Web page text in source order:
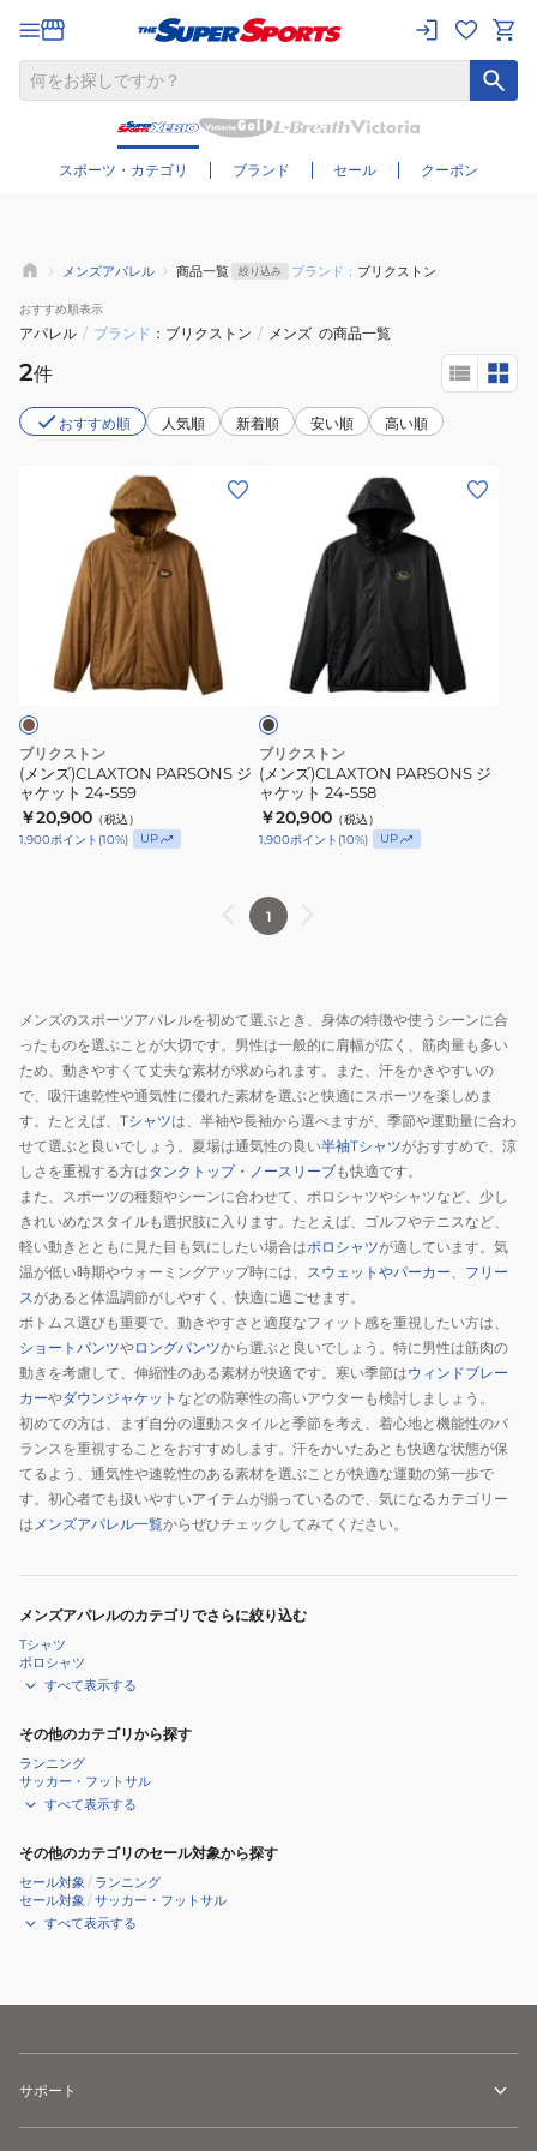
スポーツ・カテゴリ ブランド セール クーポン
さらに絞り込む
メンズアパレル 商品一覧 絞り込み ブランド： ブリクストン
おすすめ順表示
アパレル / ブランド ブリクストン / メンズ の商品一覧
2件
おすすめ順 人気順 新着順 安い順 高い順
ズ)CLAXTON
PARSONS
ト
24-
559
ブリクストン
(メンズ)CLAXTON PARSONS ジ
ャケット 24-559
￥20,900 （税込）
1,900ポイント (10%) UP
ズ)CLAXTON
PARSONS
ト
24-
558
ブ
ラ
ッ
ブリクストン
(メンズ)CLAXTON PARSONS ジ
ャケット 24-558
￥20,900 （税込）
1,900ポイント (10%) UP
1
メンズのスポーツアパレルを初めて選ぶとき、身体の特徴や使うシーンに合
ったものを選ぶことが大切です。男性は一般的に肩幅が広く、筋肉量も多い
ため、動きやすくて丈夫な素材が求められます。また、汗をかきやすいの
で、吸汗速乾性や通気性に優れた素材を選ぶと快適にスポーツを楽しめま
す。たとえば、 Tシャツは、半袖や長袖から選べますが、季節や運動量に合わ
せて選ぶと良いでしょう。夏場は通気性の良い半袖Tシャツがおすすめで、涼
しさを重視する方はタンクトップ・ノースリーブも快適です。
また、スポーツの種類やシーンに合わせて、ポロシャツやシャツなど、少し
きれいめなスタイルも選択肢に入ります。たとえば、ゴルフやテニスなど、
軽い動きとともに見た目も気にしたい場合はポロシャツが適しています。気
温が低い時期やウォーミングアップ時には、 スウェットやパーカー、 フリー
スがあると体温調節がしやすく、快適に過ごせます。
ボトムス選びも重要で、動きやすさと適度なフィット感を重視したい方は、
ショートパンツやロングパンツから選ぶと良いでしょう。特に男性は筋肉の
動きを考慮して、伸縮性のある素材が快適です。寒い季節はウィンドブレー
カーやダウンジャケット などの防寒性の高いアウターも検討しましょう。
初めての方は、まず自分の運動スタイルと季節を考え、着心地と機能性のバ
ランスを重視することをおすすめします。汗をかいたあとも快適な状態が保
てるよう、通気性や速乾性のある素材を選ぶことが快適な運動の第一歩で
す。初心者でも扱いやすいアイテムが揃っているので、気になるカテゴリー
は メンズアパレル一覧からぜひチェックしてみてください。
メンズアパレルのカテゴリでさらに絞り込む
Tシャツ
ポロシャツ
すべて表示する
その他のカテゴリから探す
ランニング
サッカー・フットサル
すべて表示する
その他のカテゴリのセール対象から探す
セール対象 / ランニング
セール対象 /サッカー・フットサル
すべて表示する
サポート